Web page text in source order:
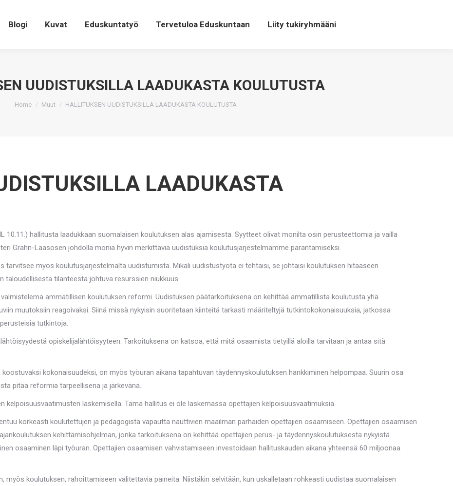
Blogi Kuvat Eduskuntatyö Tervetuloa Eduskuntaan Liity tukiryhmääni
UUDISTUKSILLA LAADUKASTA KOULUTUSTA
You are here:
Home Muut HALLITUKSEN UUDISTUKSILLA LAADUKASTA KOULUTUSTA
LAADUKASTA
10.11.) hallitusta laadukkaan suomalaisen koulutuksen alas ajamisesta. Syytteet olivat monilta osin perusteettomia ja vailla
Grahn-Laasosen johdolla monia hyvin merkittäviä uudistuksia koulutusjärjestelmämme parantamiseksi.
tarvitsee myös koulutusjärjestelmältä uudistumista. Mikäli uudistustyötä ei tehtäisi, se johtaisi koulutuksen hitaaseen
taloudellisesta tilanteesta johtuva resurssien niukkuus.
ammatillisen koulutuksen reformi. Uudistuksen päätarkoituksena on kehittää ammatillista koulutusta yhä
muutoksiin reagoivaksi. Siinä missä nykyisin suoritetaan kiinteitä tarkasti määriteltyjä tutkintokokonaisuuksia, jatkossa
tutkintoja.
opiskelijalähtöisyyteen. Tarkoituksena on katsoa, että mitä osaamista tietyillä aloilla tarvitaan ja antaa sitä
kokonaisuudeksi, on myös työuran aikana tapahtuvan täydennyskoulutuksen hankkiminen helpompaa. Suurin osa
pitää reformia tarpeellisena ja järkevänä.
kelpoisuusvaatimusten laskemisella. Tämä hallitus ei ole laskemassa opettajien kelpoisuusvaatimuksia.
korkeasti koulutettujen ja pedagogista vapautta nauttivien maailman parhaiden opettajien osaamiseen. Opettajien osaamisen
kehittämisohjelman, jonka tarkoituksena on kehittää opettajien perus- ja täydennyskoulutuksesta nykyistä
osaaminen läpi työuran. Opettajien osaamisen vahvistamiseen investoidaan hallituskauden aikana yhteensä 60 miljoonaa
myös koulutuksen, rahoittamiseen valitettavia paineita. Niistäkin selvitään, kun uskalletaan rohkeasti uudistaa suomalaisen